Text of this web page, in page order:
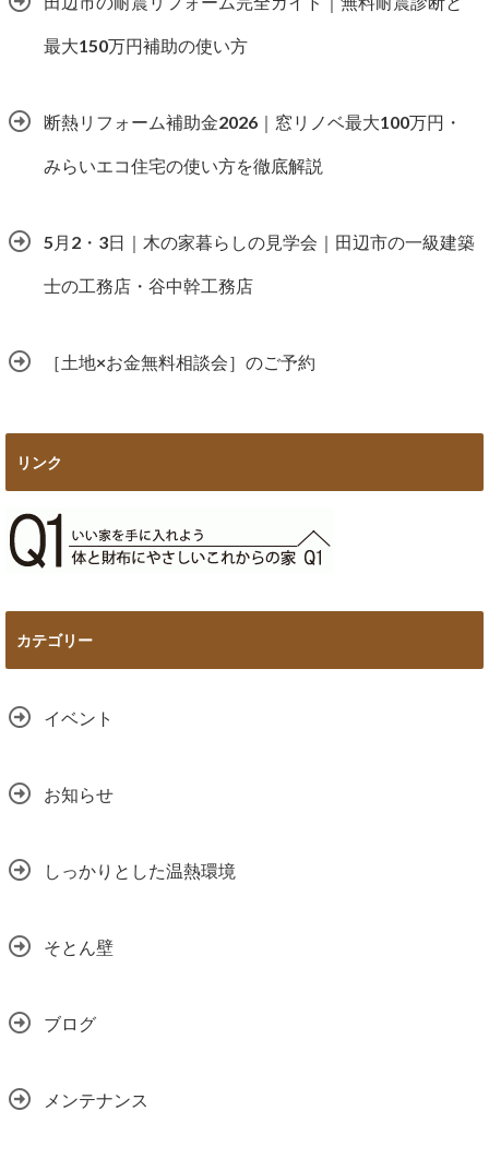
最大150万円補助の使い方
断熱リフォーム補助金2026｜窓リノベ最大100万円・
みらいエコ住宅の使い方を徹底解説
5月2・3日｜木の家暮らしの見学会｜田辺市の一級建築
士の工務店・谷中幹工務店
［土地×お金無料相談会］のご予約
リンク
カテゴリー
イベント
お知らせ
しっかりとした温熱環境
そとん壁
ブログ
メンテナンス